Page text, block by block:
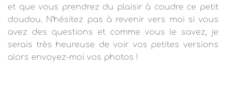
et que vous prendrez du plaisir à coudre ce petit
doudou. N’hésitez pas à revenir vers moi si vous
avez des questions et comme vous le savez, je
serais très heureuse de voir vos petites versions
alors envoyez-moi vos photos !